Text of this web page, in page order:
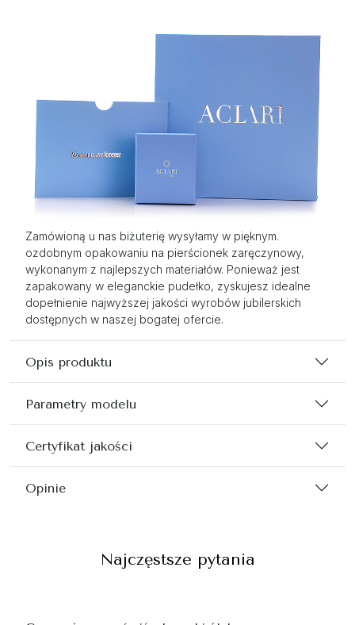
Zamówioną u nas biżuterię wysyłamy w pięknym.
ozdobnym opakowaniu na pierścionek zaręczynowy,
wykonanym z najlepszych materiałów. Ponieważ jest
zapakowany w eleganckie pudełko, zyskujesz idealne
dopełnienie najwyższej jakości wyrobów jubilerskich
dostępnych w naszej bogatej ofercie.
Opis produktu
Parametry modelu
Certyfikat jakości
Opinie
Najczęstsze pytania